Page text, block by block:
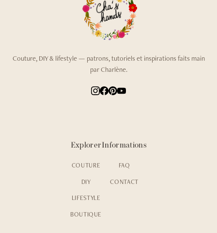
Couture, DIY & lifestyle — patrons, tutoriels et inspirations faits main
par Charlène.
Explorer
COUTURE
DIY
LIFESTYLE
BOUTIQUE
Informations
FAQ
CONTACT